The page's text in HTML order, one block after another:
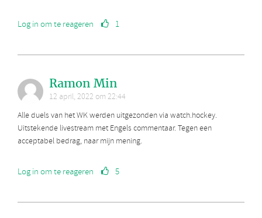
Log in om te reageren 1
Ramon Min
12 april, 2022 om 22:44
Alle duels van het WK werden uitgezonden via watch.hockey.
Uitstekende livestream met Engels commentaar. Tegen een
acceptabel bedrag, naar mijn mening.
Log in om te reageren 5